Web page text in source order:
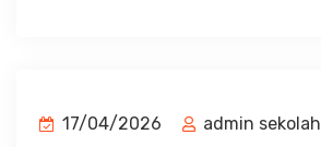
17/04/2026 admin sekolah